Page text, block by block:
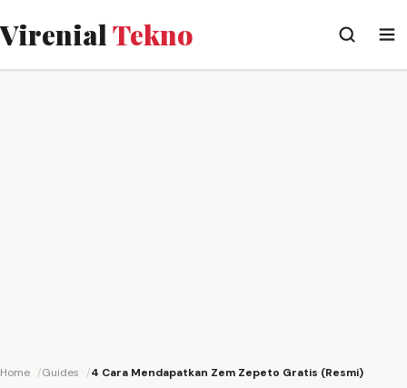
VirenialTekno
Home Guides 4 Cara Mendapatkan Zem Zepeto Gratis (Resmi)